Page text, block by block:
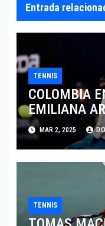
Entrada
TENNIS
COLOMBIA
EMILIANA
ABIERTO DE
MAR 2, 2025
TENNIS